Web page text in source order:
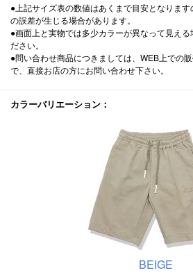
●上記サイズ表の数値はあくまで目安となりま
の誤差が生じる場合があります。
●画面上と実物では多少カラーが異なって見え
ださい。
●問い合わせ商品につきましては、WEB上での
で、直接お店の方にお問い合わせ下さい。
カラーバリエーション：
BEIGE